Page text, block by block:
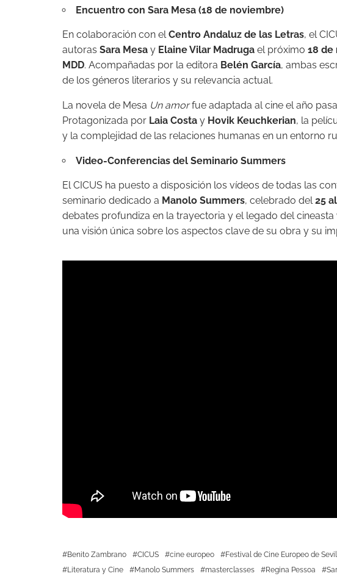
Encuentro con Sara Mesa (18 de noviembre)
En colaboración con elCentro Andaluz de las Letras, el
autoras Sara Mesa y Elaine Vilar Madruga el próximo 18 de
MDD. Acompañadas por la editora Belén García, ambas
de los géneros literarios y su relevancia actual.
La novela de Mesa Un amorfue adaptada al cine el año
Protagonizada por Laia Costa y Hovik Keuchkerian, la
y la complejidad de las relaciones humanas en un entorno
Video-Conferencias del Seminario Summers
El CICUS ha puesto a disposición los vídeos de todas las
seminario dedicado a Manolo Summers, celebrado del25
debates profundiza en la trayectoria y el legado del
una visión única sobre los aspectos clave de su obra y su
Benito Zambrano CICUS cine europeo Festival de Cine Europeo de
Literatura y Cine
Manolo Summers masterclasses Regina Pessoa